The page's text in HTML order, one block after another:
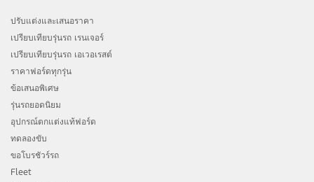
ปรับแต่งและเสนอราคา
เปรียบเทียบรุ่นรถ เรนเจอร์
เปรียบเทียบรุ่นรถ เอเวอเรสต์
ราคาฟอร์ดทุกรุ่น
ข้อเสนอพิเศษ
รุ่นรถยอดนิยม
อุปกรณ์ตกแต่งแท้ฟอร์ด
ทดลองขับ
ขอโบรชัวร์รถ
Fleet